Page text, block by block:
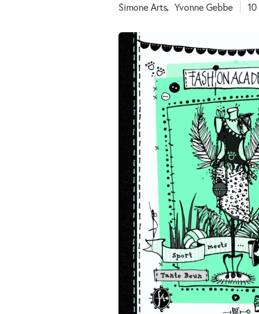
Simone Arts Yvonne Gebbe